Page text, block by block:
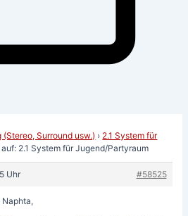
(Stereo, Surround usw.) › 2.1 System für
2.1 System für Jugend/Partyraum
Uhr
#58525
Naphta,